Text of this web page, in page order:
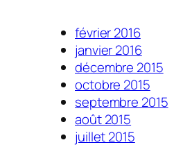
février 2016
janvier 2016
décembre 2015
octobre 2015
septembre 2015
août 2015
juillet 2015